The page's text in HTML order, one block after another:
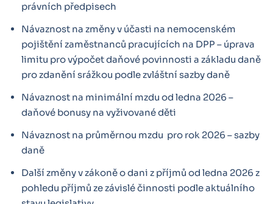
právních předpisech
Návaznost na změny v účasti na nemocenském
pojištění zaměstnanců pracujících na DPP – úprava
limitu pro výpočet daňové povinnosti a základu daně
pro zdanění srážkou podle zvláštní sazby daně
Návaznost na minimální mzdu od ledna 2026 –
daňové bonusy na vyživované děti
Návaznost na průměrnou mzdu pro rok 2026 – sazby
daně
Další změny v zákoně o dani z příjmů od ledna 2026 z
pohledu příjmů ze závislé činnosti podle aktuálního